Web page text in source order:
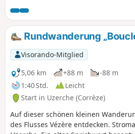
Mühlsteine, Deiche, Zufuhrkanäle und
die Ruinen des Gebäudes der Moulin
la Forêt mit den Eingängen unter der
Mühle sehen.
Rundwanderung
Visorando-Mitglied
5,06 km
+88 m
-88 m
1:40 Std.
Leicht
Start in Uzerche (Corrèze)
Auf dieser schönen kleinen
des Flusses Vézère entdecken.